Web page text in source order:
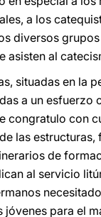
a los
diversos
asisten al
situadas en la
a un esfuerzo
congratulo con
las estructuras,
de
al servicio
jóvenes para el